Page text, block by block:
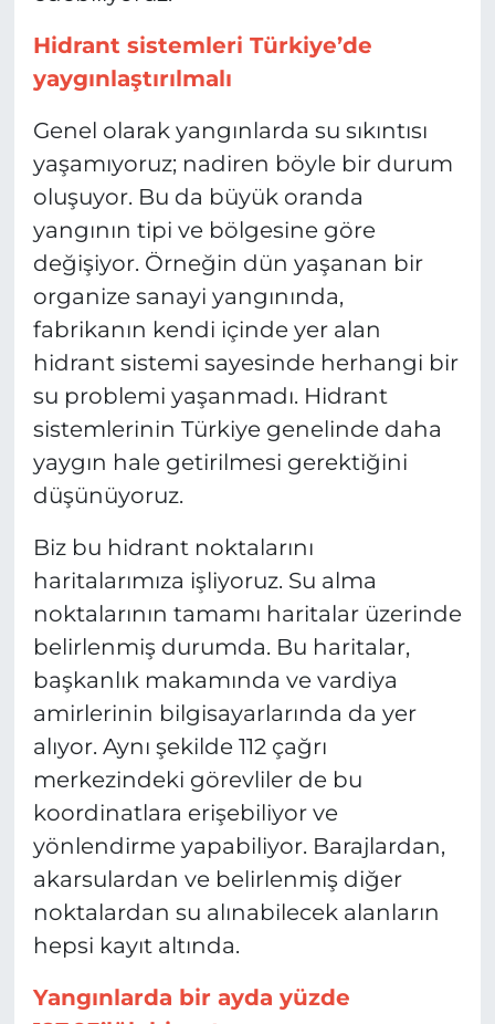
Hidrant sistemleri Türkiye’de
yaygınlaştırılmalı
Genel olarak yangınlarda su sıkıntısı
yaşamıyoruz; nadiren böyle bir durum
oluşuyor. Bu da büyük oranda
yangının tipi ve bölgesine göre
değişiyor. Örneğin dün yaşanan bir
organize sanayi yangınında,
fabrikanın kendi içinde yer alan
hidrant sistemi sayesinde herhangi bir
su problemi yaşanmadı. Hidrant
sistemlerinin Türkiye genelinde daha
yaygın hale getirilmesi gerektiğini
düşünüyoruz.
Biz bu hidrant noktalarını
haritalarımıza işliyoruz. Su alma
noktalarının tamamı haritalar üzerinde
belirlenmiş durumda. Bu haritalar,
başkanlık makamında ve vardiya
amirlerinin bilgisayarlarında da yer
alıyor. Aynı şekilde 112 çağrı
merkezindeki görevliler de bu
koordinatlara erişebiliyor ve
yönlendirme yapabiliyor. Barajlardan,
akarsulardan ve belirlenmiş diğer
noktalardan su alınabilecek alanların
hepsi kayıt altında.
Yangınlarda bir ayda yüzde